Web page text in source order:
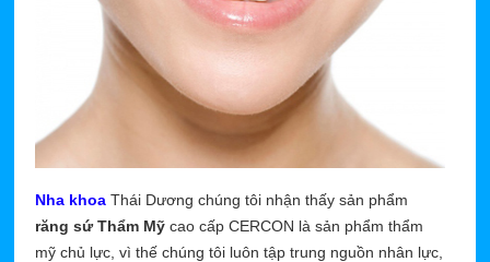
Nha khoaThái Dương chúng tôi nhận thấy sản phẩm
răng sứ Thẩm Mỹcao cấp CERCON là sản phẩm thẩm
mỹ chủ lực, vì thế chúng tôi luôn tập trung nguồn nhân lực,